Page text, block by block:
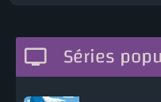
Séries